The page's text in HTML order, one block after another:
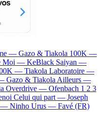
— Gazo & Tiakola 100K —
Moi — KeBlack Saiyan —
— Tiakola Laboratoire —
Gazo & Tiakola Ailleurs —
Overdrive — Ofenbach 1 2 3
Celui qui part — Joseph
— Ninho Urus — Favé (FR)